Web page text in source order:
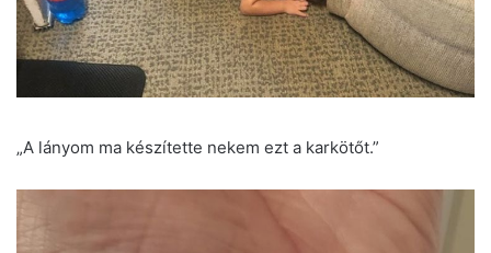
„A lányom ma készítette nekem ezt a karkötőt.”